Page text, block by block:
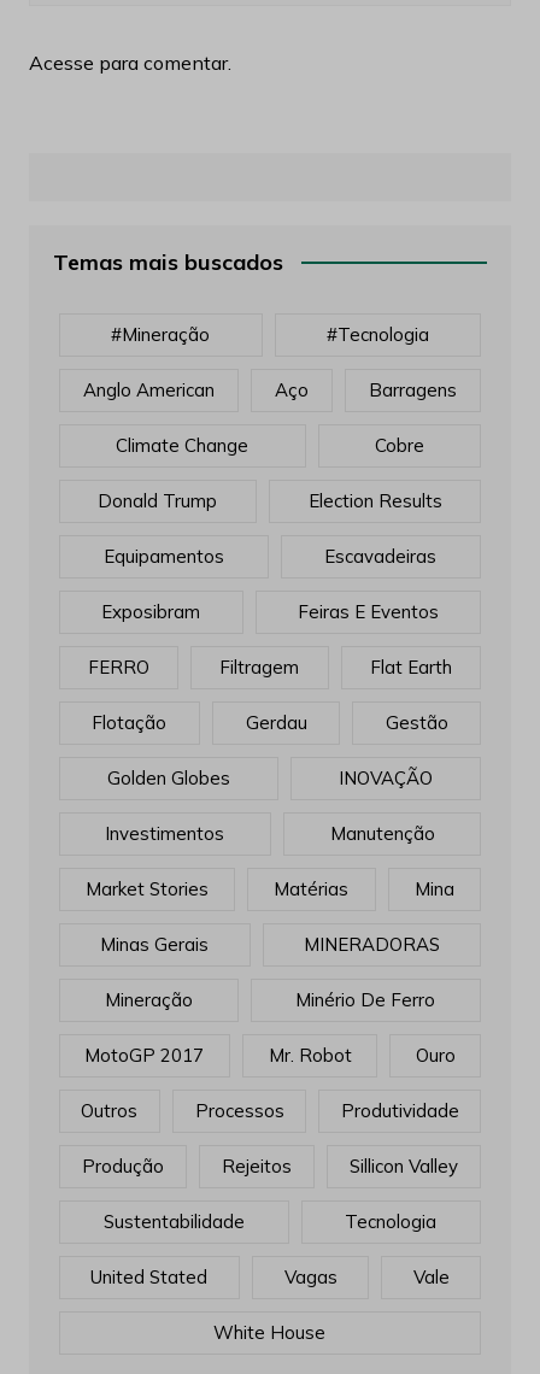
Acesse para comentar.
Temas mais buscados
#mineração #tecnologia
Anglo American Aço Barragens
Climate Change Cobre
Donald Trump Election Results
Equipamentos Escavadeiras
Exposibram Feiras E Eventos
FERRO Filtragem Flat Earth
Flotação Gerdau Gestão
Golden Globes INOVAÇÃO
Investimentos Manutenção
Market Stories Matérias Mina
Minas Gerais MINERADORAS
Mineração Minério De Ferro
MotoGP 2017 Mr. Robot Ouro
Outros Processos Produtividade
Produção Rejeitos Sillicon Valley
Sustentabilidade Tecnologia
United Stated Vagas Vale
White House